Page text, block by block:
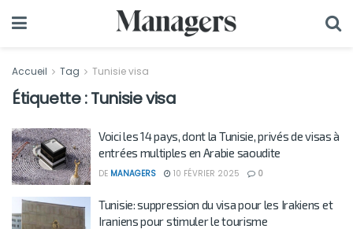
Accueil Tag Tunisie visa
Étiquette :Tunisie visa
Voici les 14 pays, dont la Tunisie, privés de visas à
entrées multiples en Arabie saoudite
DE MANAGERS 10 FÉVRIER 2025 0
Tunisie: suppression du visa pour les Irakiens et
Iraniens pour stimuler le tourisme